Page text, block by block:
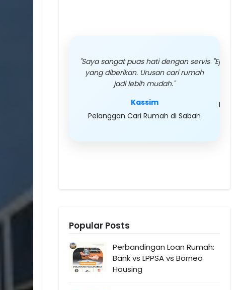
"Saya sangat puas hati dengan servis
yang diberikan. Urusan cari rumah
jadi lebih mudah."
Kassim
Pelanggan Cari Rumah di Sabah
"Ejen
Popular Posts
Perbandingan Loan Rumah:
Bank vs LPPSA vs Borneo
Housing